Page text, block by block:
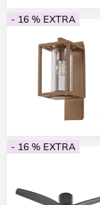
- 16 % EXTRA
- 16 % EXTRA